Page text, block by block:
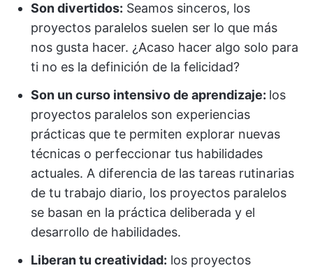
Son divertidos: Seamos sinceros, los
proyectos paralelos suelen ser lo que más
nos gusta hacer. ¿Acaso hacer algo solo para
ti no es la definición de la felicidad?
Son un curso intensivo de aprendizaje: los
proyectos paralelos son experiencias
prácticas que te permiten explorar nuevas
técnicas o perfeccionar tus habilidades
actuales. A diferencia de las tareas rutinarias
de tu trabajo diario, los proyectos paralelos
se basan en la práctica deliberada y el
desarrollo de habilidades.
Liberan tu creatividad: los proyectos